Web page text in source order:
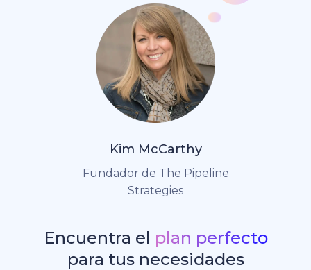
Kim McCarthy
Fundador de The Pipeline
Strategies
Encuentra el plan perfecto
para tus necesidades